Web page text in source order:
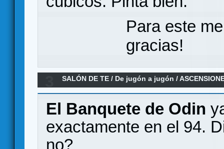
Para este
gracias!
SALÓN DE TE / De jugón a jugón /
El Banquete de Odin
exactamente en el 94.
no?